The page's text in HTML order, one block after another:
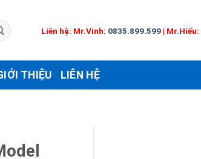
Liên hệ: Mr.Vinh: 0835.899.599| Mr.Hiếu:
THIỆU LIÊN HỆ